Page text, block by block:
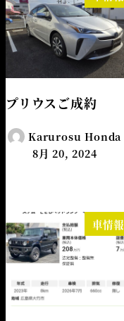
プリウスご成約
Karurosu Honda
8月 20, 2024
車情報